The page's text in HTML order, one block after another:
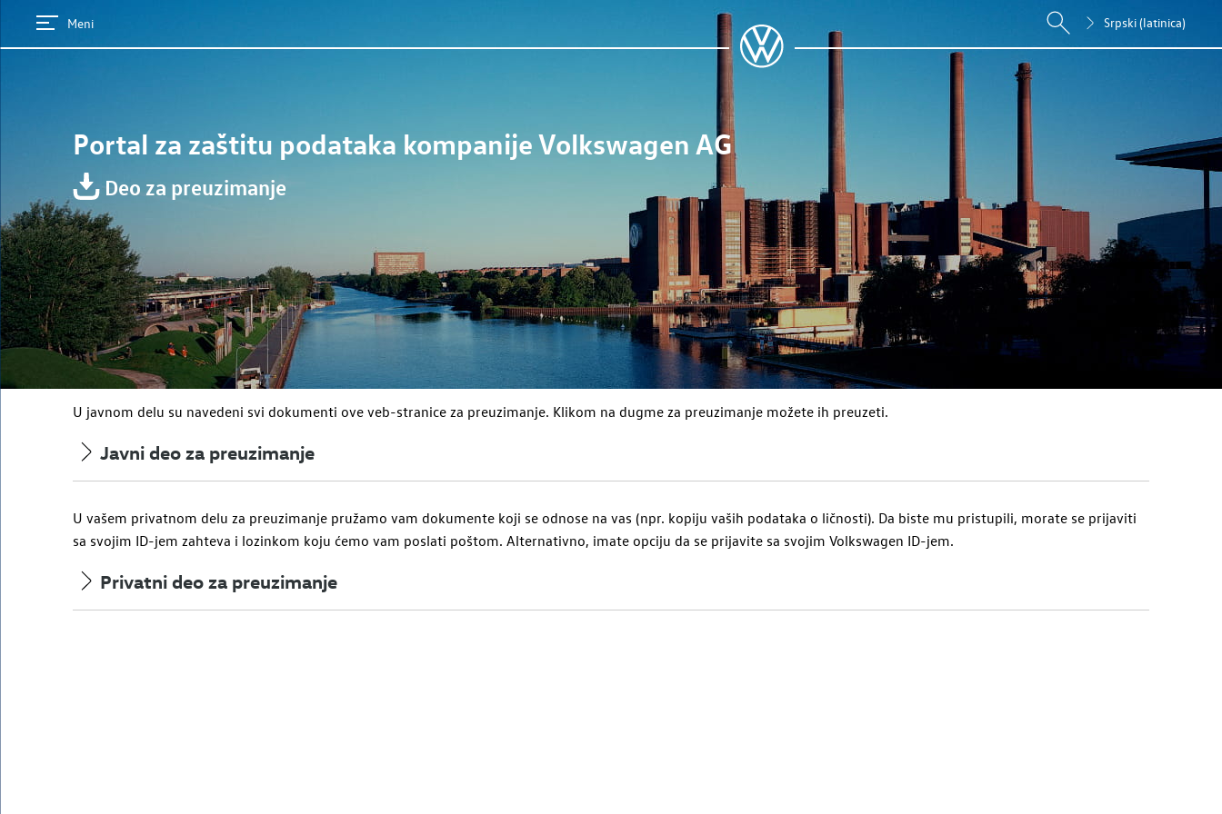
Meni Srpski (latinica)
Portal za zaštitu podataka kompanijeVolkswagen AG
Deo za preuzimanje
U javnom delu su navedeni svi dokumenti ove veb-stranice za preuzimanje. Klikom na dugme za preuzimanje možete ih preuzeti.
Javni deo za preuzimanje
U vašem privatnom delu za preuzimanje pružamo vam dokumente koji se odnose na vas (npr. kopiju vaših podataka o ličnosti). Da biste mu pristupili, morate se prijaviti
sa svojim ID-jem zahteva i lozinkom koju ćemo vam poslati poštom. Alternativno, imate opciju da se prijavite sa svojim Volkswagen ID-jem.
Privatni deo za preuzimanje